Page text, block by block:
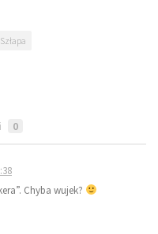
0
Chyba wujek?